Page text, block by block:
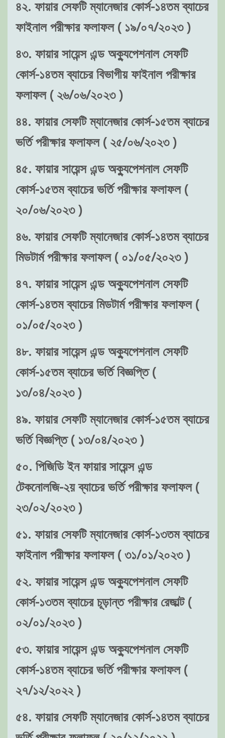
৪২. ফায়ার সেফটি ম্যানেজার কোর্স-১৪তম ব্যাচের
ফাইনাল পরীক্ষার ফলাফল ( ১৯/০৭/২০২৩ )
৪৩. ফায়ার সায়েন্স এন্ড অক্যুপেশনাল সেফটি
কোর্স-১৪তম ব্যাচের বিভাগীয় ফাইনাল পরীক্ষার
ফলাফল ( ২৬/০৬/২০২৩ )
৪৪. ফায়ার সেফটি ম্যানেজার কোর্স-১৫তম ব্যাচের
ভর্তি পরীক্ষার ফলাফল ( ২৫/০৬/২০২৩ )
৪৫. ফায়ার সায়েন্স এন্ড অক্যুপেশনাল সেফটি
কোর্স-১৫তম ব্যাচের ভর্তি পরীক্ষার ফলাফল (
২০/০৬/২০২৩ )
৪৬. ফায়ার সেফটি ম্যানেজার কোর্স-১৪তম ব্যাচের
মিডটার্ম পরীক্ষার ফলাফল ( ০১/০৫/২০২৩ )
৪৭. ফায়ার সায়েন্স এন্ড অক্যুপেশনাল সেফটি
কোর্স-১৪তম ব্যাচের মিডটার্ম পরীক্ষার ফলাফল (
০১/০৫/২০২৩ )
৪৮. ফায়ার সায়েন্স এন্ড অক্যুপেশনাল সেফটি
কোর্স-১৫তম ব্যাচের ভর্তি বিজ্ঞপ্তি (
১৩/০৪/২০২৩ )
৪৯. ফায়ার সেফটি ম্যানেজার কোর্স-১৫তম ব্যাচের
ভর্তি বিজ্ঞপ্তি ( ১৩/০৪/২০২৩ )
৫০. পিজিডি ইন ফায়ার সায়েন্স এন্ড
টেকনোলজি-২য় ব্যাচের ভর্তি পরীক্ষার ফলাফল (
২৩/০২/২০২৩ )
৫১. ফায়ার সেফটি ম্যানেজার কোর্স-১৩তম ব্যাচের
ফাইনাল পরীক্ষার ফলাফল ( ৩১/০১/২০২৩ )
৫২. ফায়ার সায়েন্স এন্ড অক্যুপেশনাল সেফটি
কোর্স-১৩তম ব্যাচের চূড়ান্ত পরীক্ষার রেজাল্ট (
০২/০১/২০২৩ )
৫৩. ফায়ার সায়েন্স এন্ড অক্যুপেশনাল সেফটি
কোর্স-১৪তম ব্যাচের ভর্তি পরীক্ষার ফলাফল (
২৭/১২/২০২২ )
৫৪. ফায়ার সেফটি ম্যানেজার কোর্স-১৪তম ব্যাচের